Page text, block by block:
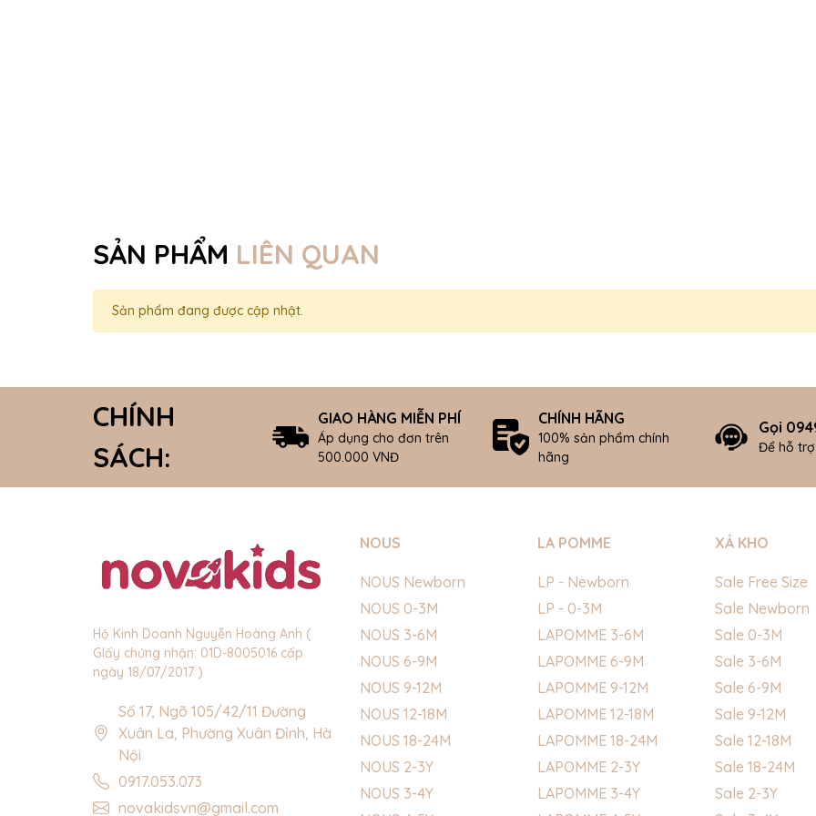
SẢN PHẨM LIÊN QUAN
Sản phẩm đang được cập nhật.
CHÍNH
SÁCH:
GIAO HÀNG MIỄN PHÍ
Áp dụng cho đơn trên
500.000 VNĐ
CHÍNH HÃNG
100% sản phẩm chính
hãng
Gọi
Để hỗ
Hộ Kinh Doanh Nguyễn Hoàng Anh (
GIấy chứng nhận: 01D-8005016 cấp
ngày 18/07/2017 )
Số 17, Ngõ 105/42/11 Đường
Xuân La, Phường Xuân Đỉnh, Hà
Nội
0917.053.073
novakidsvn@gmail.com
NOUS
NOUS Newborn
NOUS 0-3M
NOUS 3-6M
NOUS 6-9M
NOUS 9-12M
NOUS 12-18M
NOUS 18-24M
NOUS 2-3Y
NOUS 3-4Y
LA POMME
LP - Newborn
LP - 0-3M
LAPOMME 3-6M
LAPOMME 6-9M
LAPOMME 9-12M
LAPOMME 12-18M
LAPOMME 18-24M
LAPOMME 2-3Y
LAPOMME 3-4Y
XẢ KHO
Sale Free Size
Sale Newborn
Sale 0-3M
Sale 3-6M
Sale 6-9M
Sale 9-12M
Sale 12-18M
Sale 18-24M
Sale 2-3Y